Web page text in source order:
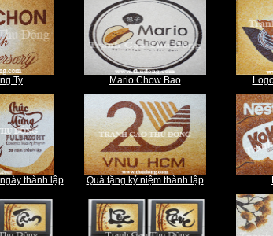
Ty Mario Chow Bao
thành lập Quà tặng kỷ niệm thành lập